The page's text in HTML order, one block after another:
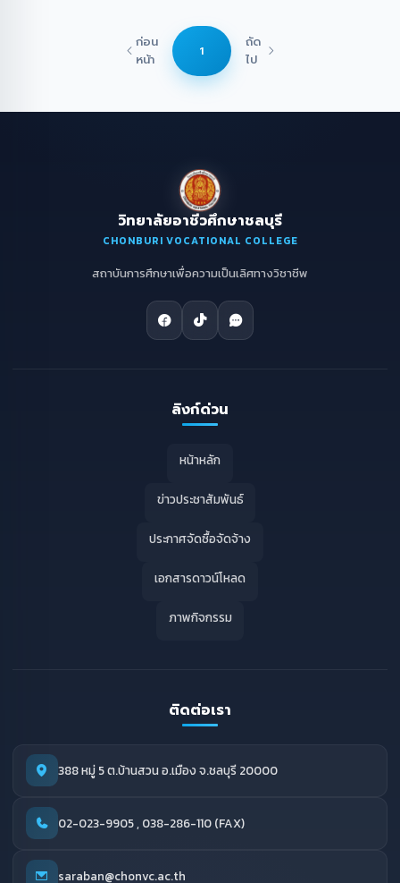
ก่อน
หน้า
1
ถัด
ไป
วิทยาลัยอาชีวศึกษาชลบุรี
CHONBURI VOCATIONAL COLLEGE
สถาบันการศึกษาเพื่อความเป็นเลิศทางวิชาชีพ
ลิงก์ด่วน
หน้าหลัก
ข่าวประชาสัมพันธ์
ประกาศจัดซื้อจัดจ้าง
เอกสารดาวน์โหลด
ภาพกิจกรรม
ติดต่อเรา
388 หมู่ 5 ต.บ้านสวน อ.เมือง จ.ชลบุรี 20000
02-023-9905 , 038-286-110 (FAX)
saraban@chonvc.ac.th